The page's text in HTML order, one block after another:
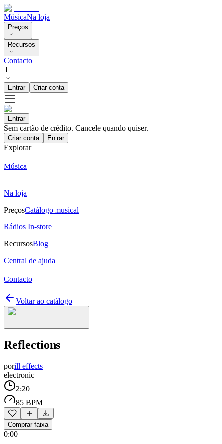
MúsicaNa loja
Preços
Recursos
Contacto
🇵🇹
Entrar Criar conta
Entrar
Sem cartão de crédito. Cancele quando quiser.
Criar conta Entrar
Explorar
Música
Na loja
PreçosCatálogo musical
Rádios In-store
RecursosBlog
Central de ajuda
Contacto
Voltar ao catálogo
Reflections
porill effects
electronic
2:20
85 BPM
Comprar faixa
0:00